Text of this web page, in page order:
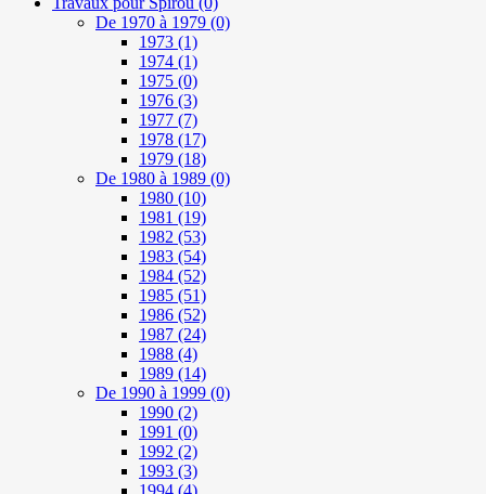
De 1970 à 1979 (0)
1973 (1)
1974 (1)
1975 (0)
1976 (3)
1977 (7)
1978 (17)
1979 (18)
De 1980 à 1989 (0)
1980 (10)
1981 (19)
1982 (53)
1983 (54)
1984 (52)
1985 (51)
1986 (52)
1987 (24)
1988 (4)
1989 (14)
De 1990 à 1999 (0)
1990 (2)
1991 (0)
1992 (2)
1993 (3)